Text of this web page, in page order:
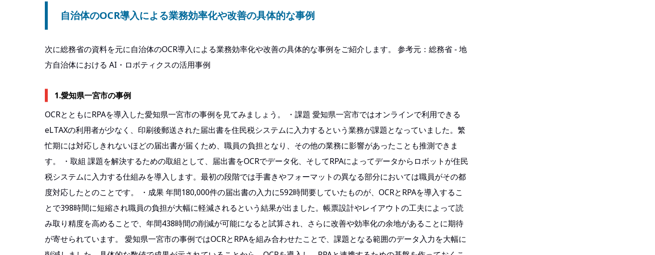
自治体のOCR導入による業務効率化や改善の具体的な事例
次に総務省の資料を元に自治体のOCR導入による業務効率化や改善の具体的な事例をご紹介します。 参考元：総務省 - 地
方自治体における AI・ロボティクスの活用事例
1.愛知県一宮市の事例
OCRとともにRPAを導入した愛知県一宮市の事例を見てみましょう。 ・課題 愛知県一宮市ではオンラインで利用できる
eLTAXの利用者が少なく、印刷後郵送された届出書を住民税システムに入力するという業務が課題となっていました。繁
忙期には対応しきれないほどの届出書が届くため、職員の負担となり、その他の業務に影響があったことも推測できま
す。 ・取組 課題を解決するための取組として、届出書をOCRでデータ化、そしてRPAによってデータからロボットが住民
税システムに入力する仕組みを導入します。最初の段階では手書きやフォーマットの異なる部分においては職員がその都
度対応したとのことです。 ・成果 年間180,000件の届出書の入力に592時間要していたものが、OCRとRPAを導入するこ
とで398時間に短縮され職員の負担が大幅に軽減されるという結果が出ました。帳票設計やレイアウトの工夫によって読
み取り精度を高めることで、年間438時間の削減が可能になると試算され、さらに改善や効率化の余地があることに期待
が寄せられています。 愛知県一宮市の事例ではOCRとRPAを組み合わせたことで、課題となる範囲のデータ入力を大幅に